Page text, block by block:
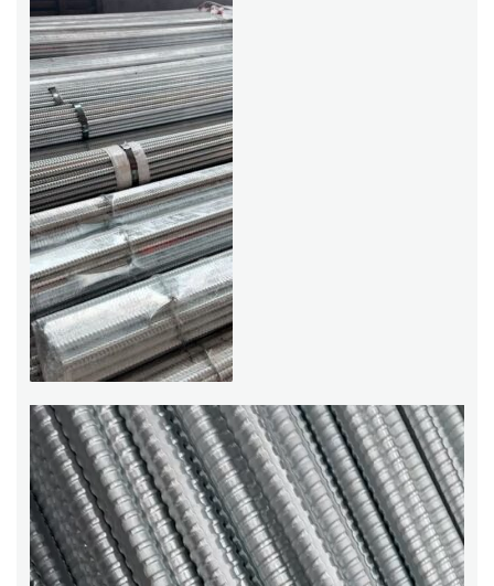
Trình
chơi
Video